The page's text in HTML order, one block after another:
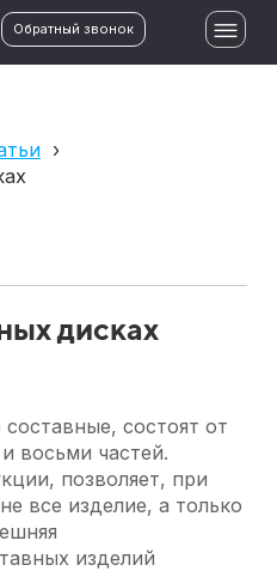
Обратный звонок
›
дисках
состоят от
восьми частей.
позволяет, при
все изделие, а только
изделий